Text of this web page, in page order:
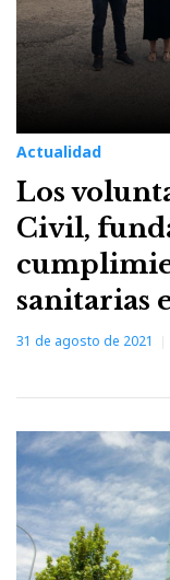
Actualidad
Los
Civil,
sanitarias
31 de agosto de 2021